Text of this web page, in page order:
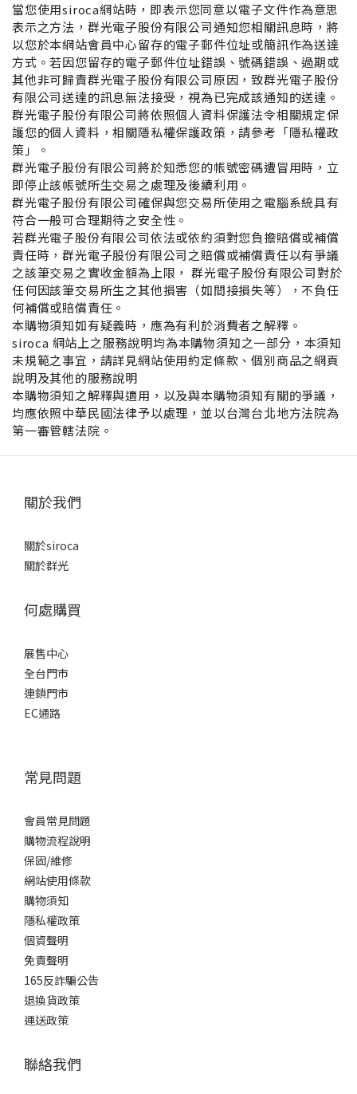
當您使用siroca網站時，即表示您同意以電子文件作為意思
表示之方法，群光電子股份有限公司通知您相關訊息時，將
以您於本網站會員中心留存的電子郵件位址或簡訊作為送達
方式。若因您留存的電子郵件位址錯誤、號碼錯誤、過期或
其他非可歸責群光電子股份有限公司原因，致群光電子股份
有限公司送達的訊息無法接受，視為已完成該通知的送達。
群光電子股份有限公司將依照個人資料保護法令相關規定保
護您的個人資料，相關隱私權保護政策，請參考「隱私權政
策」。
群光電子股份有限公司將於知悉您的帳號密碼遭冒用時，立
即停止該帳號所生交易之處理及後續利用。
群光電子股份有限公司確保與您交易所使用之電腦系統具有
符合一般可合理期待之安全性。
若群光電子股份有限公司依法或依約須對您負擔賠償或補償
責任時，群光電子股份有限公司之賠償或補償責任以有爭議
之該筆交易之實收金額為上限， 群光電子股份有限公司對於
任何因該筆交易所生之其他損害（如間接損失等），不負任
何補償或賠償責任。
本購物須知如有疑義時，應為有利於消費者之解釋。
siroca 網站上之服務說明均為本購物須知之一部分，本須知
未規範之事宜，請詳見網站使用約定條款、個別商品之網頁
說明及其他的服務說明
本購物須知之解釋與適用，以及與本購物須知有關的爭議，
均應依照中華民國法律予以處理，並以台灣台北地方法院為
第一審管轄法院。
關於我們
關於siroca
關於群光
何處購買
展售中心
全台門市
連鎖門市
EC通路
常見問題
會員常見問題
購物流程說明
保固/維修
網站使用條款
購物須知
隱私權政策
個資聲明
免責聲明
165反詐騙公告
退換貨政策
運送政策
聯絡我們